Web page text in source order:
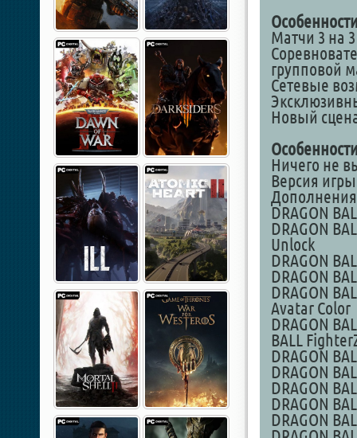
Матчи 3 на 3
групповой
Сетевые
Новый
Ничего не
Версия
DRAGON
DRAGON
Unlock
DRAGON
DRAGON
DRAGON
Avatar Color
DRAGON
BALL
DRAGON
DRAGON
DRAGON
DRAGON
DRAGON